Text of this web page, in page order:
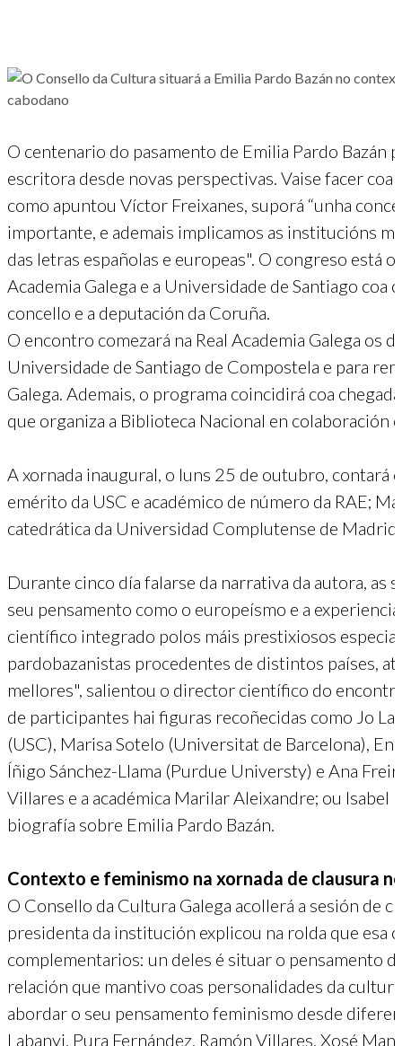
O centenario do pasamento de Emilia Pardo
escritora desde novas perspectivas. Vaise facer
como apuntou Víctor Freixanes, suporá “unha
importante, e ademais implicamos as institucións
das letras españolas e europeas". O congreso está
Academia Galega e a Universidade de Santiago
concello e a deputación da Coruña.
O encontro comezará na Real Academia Galega
Universidade de Santiago de Compostela e para
Galega. Ademais, o programa coincidirá coa
que organiza a Biblioteca Nacional en colaboración
A xornada inaugural, o luns 25 de outubro,
emérito da USC e académico de número da RAE;
catedrática da Universidad Complutense de
Durante cinco día falarse da narrativa da autora, as
seu pensamento como o europeísmo e a
científico integrado polos máis prestixiosos
pardobazanistas procedentes de distintos países,
mellores", salientou o director científico do
de participantes hai figuras recoñecidas como Jo
(USC), Marisa Sotelo (Universitat de Barcelona),
Íñigo Sánchez-Llama (Purdue Universty) e Ana
Villares e a académica Marilar Aleixandre; ou
biografía sobre Emilia Pardo Bazán.
Contexto e feminismo na xornada de clausura
O Consello da Cultura Galega acollerá a sesión de
presidenta da institución explicou na rolda que esa
complementarios: un deles é situar o pensamento
relación que mantivo coas personalidades da
abordar o seu pensamento feminismo desde
Labanyi, Pura Fernández, Ramón Villares, Xosé